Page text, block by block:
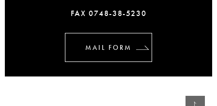
FAX 0748-38-5230
MAIL FORM